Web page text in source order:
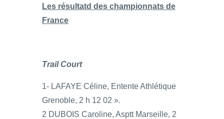
Les résultatd des championnats de
France
Trail Court
1- LAFAYE Céline, Entente Athlétique
Grenoble, 2 h 12 02 ».
2 DUBOIS Caroline, Asptt Marseille, 2